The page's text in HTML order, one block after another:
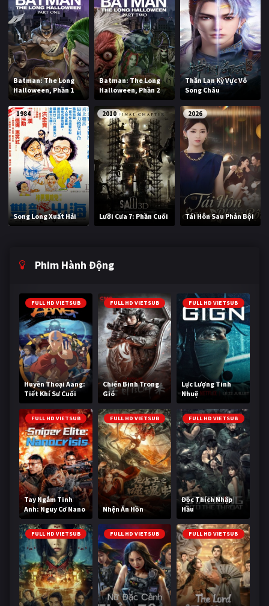
Batman: The Long
Halloween, Phần 1
Batman: The Long
Halloween, Phần 2
Thần Lan Kỳ Vực Vô
Song Châu
1984
Song Long Xuất Hải
2010
Lưỡi Cưa 7: Phần Cuối
2026
Tái Hôn Sau Phản Bội
Phim Hành Động
FULL HD VIETSUB
Huyền Thoại Aang:
Tiết Khí Sư Cuối
Cùng
FULL HD VIETSUB
Chiến Binh Trong
Gió
FULL HD VIETSUB
Lực Lượng Tinh
Nhuệ
FULL HD VIETSUB
Tay Ngắm Tinh
Anh: Nguy Cơ Nano
FULL HD VIETSUB
Nhện Ăn Hồn
FULL HD VIETSUB
Độc Thích Nhập
Hầu
FULL HD VIETSUB FULL HD VIETSUB FULL HD VIETSUB